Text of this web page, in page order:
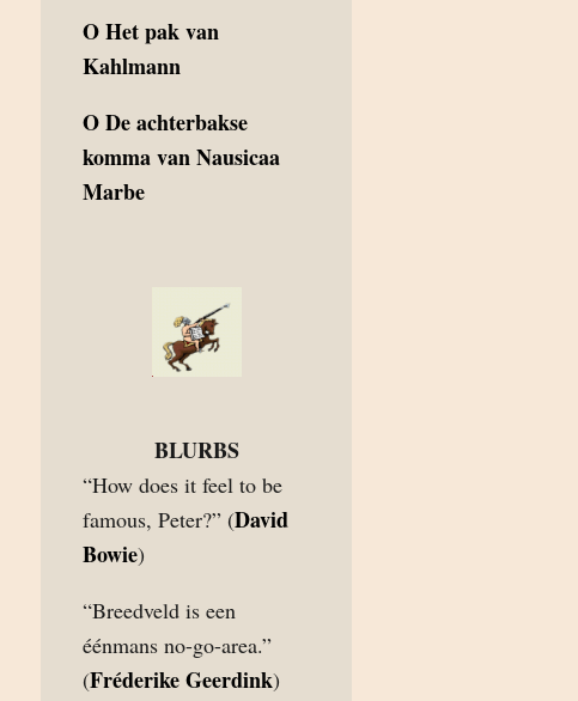
OHet pak van
Kahlmann
ODe achterbakse
komma van Nausicaa
Marbe
BLURBS
“How does it feel to be
famous, Peter?” (David
Bowie)
“Breedveld is een
éénmans no-go-area.”
(Fréderike Geerdink)